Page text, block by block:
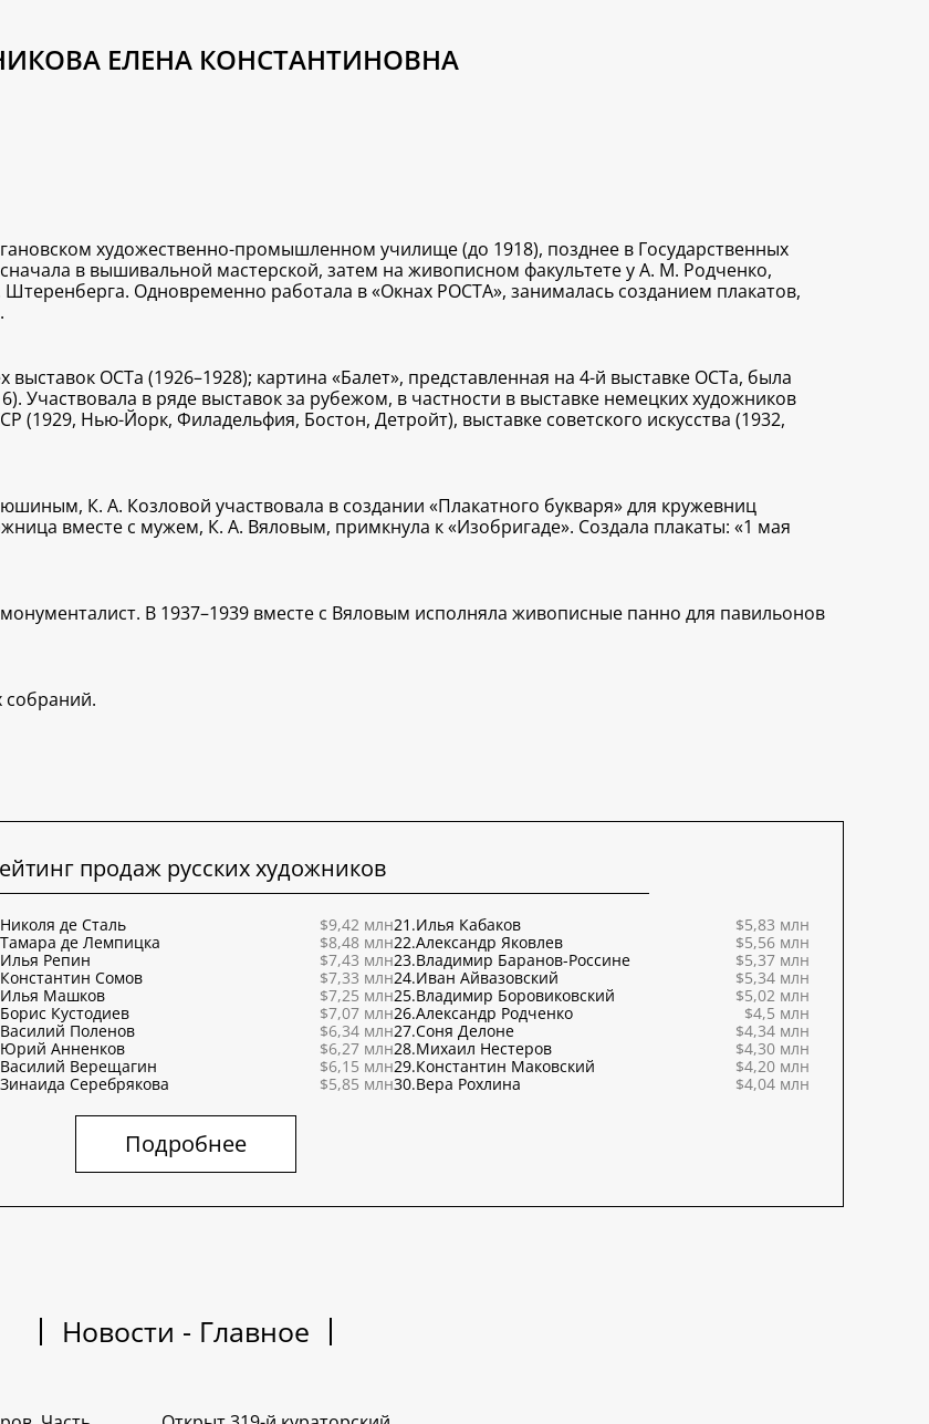
ЕЛЕНА КОНСТАНТИНОВНА
художественно-промышленном училище (до 1918), позднее в Государственных
в вышивальной мастерской, затем на живописном факультете у А. М. Родченко,
Одновременно работала в «Окнах РОСТА», занималась созданием плакатов,
ОСТа (1926–1928); картина «Балет», представленная на 4-й выставке ОСТа, была
Участвовала в ряде выставок за рубежом, в частности в выставке немецких художников
(1929, Нью-Йорк, Филадельфия, Бостон, Детройт), выставке советского искусства (1932,
К. А. Козловой участвовала в создании «Плакатного букваря» для кружевниц
вместе с мужем, К. А. Вяловым, примкнула к «Изобригаде». Создала плакаты: «1 мая
В 1937–1939 вместе с Вяловым исполняла живописные панно для павильонов
собраний.
продаж русских художников
Николя де Сталь
$9,42 млн
Тамара де Лемпицка
$8,48 млн
Илья Репин
$7,43 млн
Константин Сомов
$7,33 млн
Илья Машков
$7,25 млн
Борис Кустодиев
$7,07 млн
Василий Поленов
$6,34 млн
Юрий Анненков
$6,27 млн
Василий Верещагин
$6,15 млн
Зинаида Серебрякова $5,85 млн
21.Илья Кабаков
$5,83 млн
22.Александр Яковлев
$5,56 млн
23.Владимир Баранов-Россине
$5,37 млн
24.Иван Айвазовский
$5,34 млн
25.Владимир Боровиковский
$5,02 млн
26.Александр Родченко
$4,5 млн
27.Соня Делоне
$4,34 млн
28.Михаил Нестеров
$4,30 млн
29.Константин Маковский
$4,20 млн
30.Вера Рохлина $4,04 млн
Подробнее
Новости - Главное